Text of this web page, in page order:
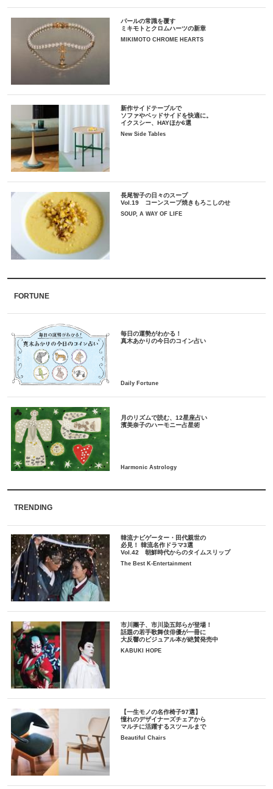
パールの常識を覆す
ミキモトとクロムハーツの新章
MIKIMOTO CHROME HEARTS
新作サイドテーブルで
ソファやベッドサイドを快適に。
イクスシー、HAYほか6選
New Side Tables
長尾智子の日々のスープ
Vol.19 コーンスープ焼きもろこしのせ
SOUP, A WAY OF LIFE
FORTUNE
毎日の運勢がわかる！
月のリズムで読む、12星座占い
TRENDING
韓流ナビゲーター・田代親世の
必見！ 韓流名作ドラマ3選
Vol.42 朝鮮時代からのタイムスリップ
The Best K-Entertainment
市川團子、市川染五郎らが登場！
話題の若手歌舞伎俳優が一冊に
大反響のビジュアル本が絶賛発売中
KABUKI HOPE
【一生モノの名作椅子97選】
憧れのデザイナーズチェアから
マルチに活躍するスツールまで
Beautiful Chairs